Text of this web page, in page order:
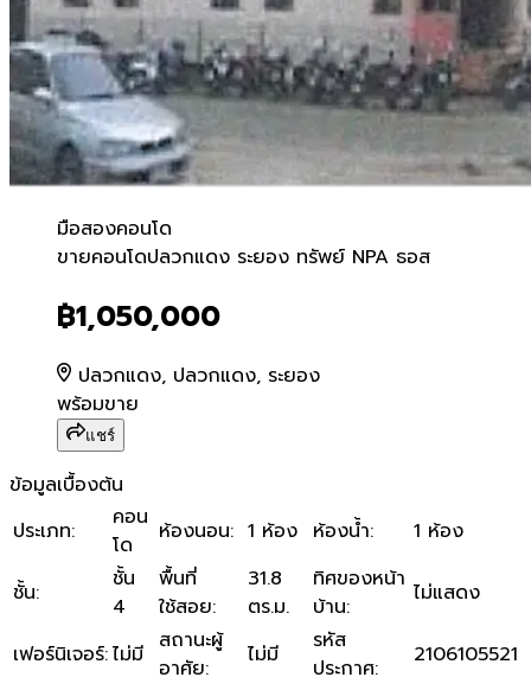
มือสองคอนโด
ขายคอนโดปลวกแดง ระยอ
ขายคอนโดปลวกแดง ระยอง ทรัพย์ NPA ธอส
฿1,050,000
ปลวกแดง, ปลวกแดง, ระยอง
พร้อมขาย
แชร์
ข้อมูลเบื้องต้น
ประเภท:
คอน
โด
ห้องนอน: 1 ห้อง ห้องน้ำ: 1 ห้อง
ชั้น:
ชั้น
4
พื้นที่
ใช้สอย:
31.8
ตร.ม.
ทิศของหน้า
บ้าน: ไม่แสดง
เฟอร์นิเจอร์:ไม่มี สถานะผู้
อาศัย: ไม่มี
รหัส
ประกาศ:
2106105521